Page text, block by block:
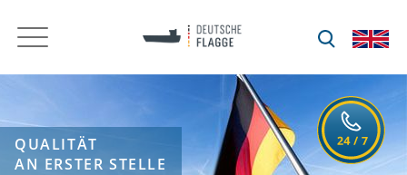
QUALITÄT
AN ERSTER STELLE